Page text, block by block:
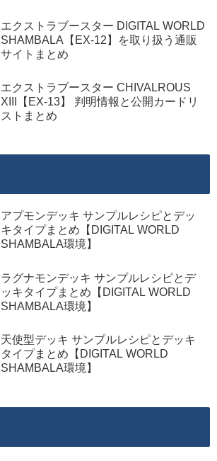
エクストラブースター DIGITAL WORLD
SHAMBALA【EX-12】を取り扱う通販
サイトまとめ
エクストラブースター CHIVALROUS
XIII【EX-13】 判明情報と公開カードリ
ストまとめ
アプモンデッキ サンプルレシピとデッ
キタイプまとめ【DIGITAL WORLD
SHAMBALA環境】
ラグナモンデッキ サンプルレシピとデ
ッキタイプまとめ【DIGITAL WORLD
SHAMBALA環境】
天使型デッキ サンプルレシピとデッキ
タイプまとめ【DIGITAL WORLD
SHAMBALA環境】